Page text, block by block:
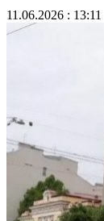
11.06.2026 : 13:11